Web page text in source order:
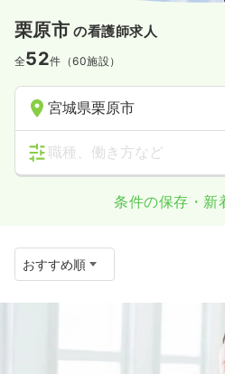
栗原市 の看護師求人
全52件（60施設）
宮城県栗原市
職種、働き方など
条件の保存・新